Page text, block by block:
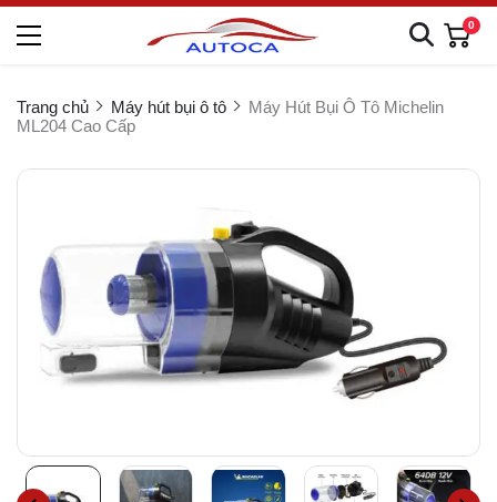
0
Trang chủ Máy hút bụi ô tô
Máy Hút Bụi Ô Tô Michelin
ML204 Cao Cấp